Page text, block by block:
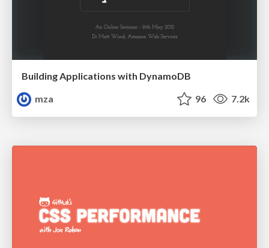
Building Applications with DynamoDB
mza
96 7.2k